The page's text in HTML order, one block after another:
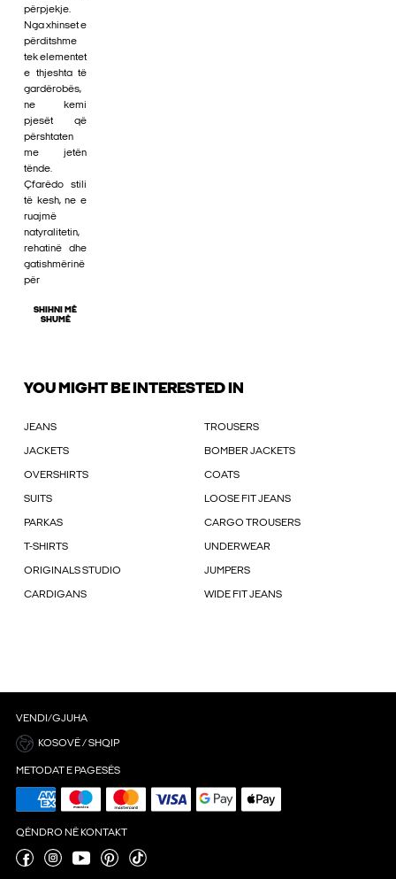
përpjekje.
Nga xhinset e
përditshme
tek elementet
e thjeshta të
gardërobës,
ne kemi
pjesët që
përshtaten
me jetën
tënde.
Çfarëdo stili
të kesh, ne e
ruajmë
natyralitetin,
rehatinë dhe
gatishmërinë
për
SHIHNI MË
SHUMË
YOU MIGHT BE INTERESTED IN
JEANS TROUSERS
JACKETS BOMBER JACKETS
OVERSHIRTS COATS
SUITS LOOSE FIT JEANS
PARKAS CARGO TROUSERS
T-SHIRTS UNDERWEAR
ORIGINALS STUDIO JUMPERS
CARDIGANS WIDE FIT JEANS
VENDI/GJUHA
KOSOVË / SHQIP
METODAT E PAGESËS
QËNDRO NË KONTAKT